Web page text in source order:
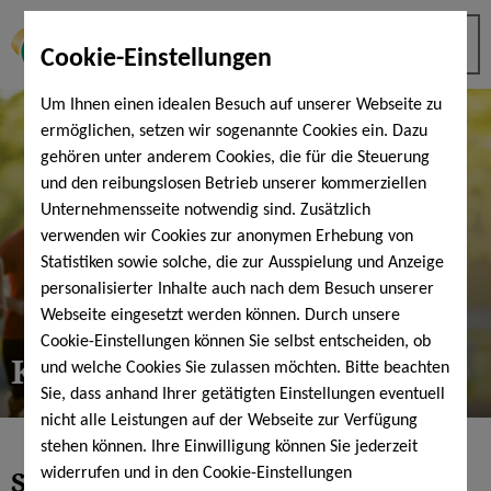
Cookie-Einstellungen
Um Ihnen einen idealen Besuch auf unserer Webseite zu
ermöglichen, setzen wir sogenannte Cookies ein. Dazu
gehören unter anderem Cookies, die für die Steuerung
und den reibungslosen Betrieb unserer kommerziellen
Unternehmensseite notwendig sind. Zusätzlich
verwenden wir Cookies zur anonymen Erhebung von
Statistiken sowie solche, die zur Ausspielung und Anzeige
personalisierter Inhalte auch nach dem Besuch unserer
Webseite eingesetzt werden können. Durch unsere
Cookie-Einstellungen können Sie selbst entscheiden, ob
und welche Cookies Sie zulassen möchten. Bitte beachten
Sie, dass anhand Ihrer getätigten Einstellungen eventuell
nicht alle Leistungen auf der Webseite zur Verfügung
stehen können. Ihre Einwilligung können Sie jederzeit
widerrufen und in den Cookie-Einstellungen
KissSalis RunningClub
Sei dabei:donnerstags um 18.15 Uhr